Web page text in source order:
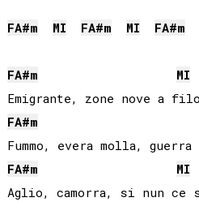
FA#m MI FA#m MI FA#m
FA#m
MI
FA#m
FA#m
MI
Aglio, camorra, si nun ce